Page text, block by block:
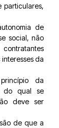
particulares,
de
social, não
da
da
do qual se
deve ser
de que a